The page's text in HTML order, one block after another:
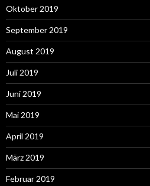
Oktober 2019
September 2019
August 2019
Juli 2019
Juni 2019
Mai 2019
April 2019
März 2019
Februar 2019